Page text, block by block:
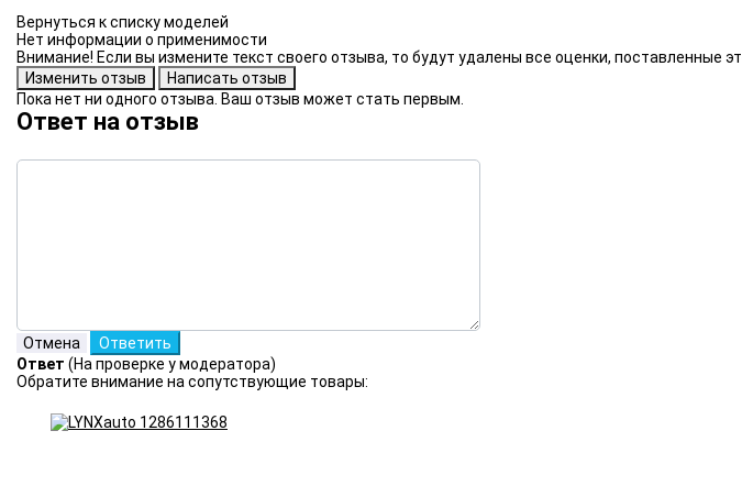
Нет информации о применимости
Внимание! Если вы измените текст своего отзыва, то будут удалены все оценки, поставленные
Пока нет ни одного отзыва. Ваш отзыв может стать первым.
Ответ на отзыв
Ответ (На проверке у модератора)
Обратите внимание на сопутствующие товары: